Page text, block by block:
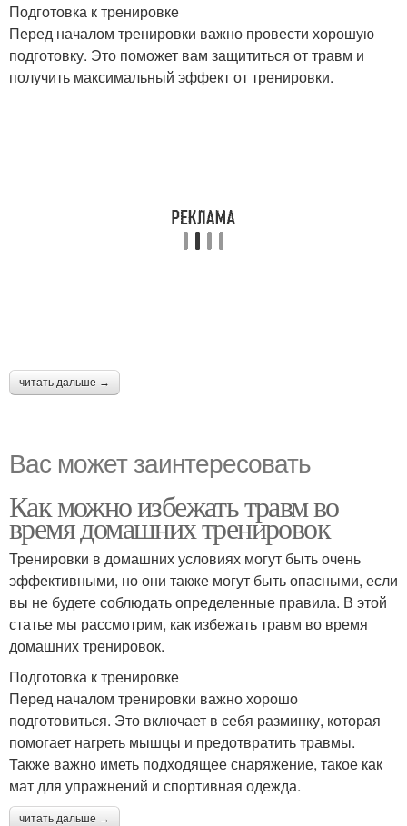
Подготовка к тренировке
Перед началом тренировки важно провести хорошую
подготовку. Это поможет вам защититься от травм и
получить максимальный эффект от тренировки.
читать дальше →
Вас может заинтересовать
Как можно избежать травм во
время домашних тренировок
Тренировки в домашних условиях могут быть очень
эффективными, но они также могут быть опасными, если
вы не будете соблюдать определенные правила. В этой
статье мы рассмотрим, как избежать травм во время
домашних тренировок.
Подготовка к тренировке
Перед началом тренировки важно хорошо
подготовиться. Это включает в себя разминку, которая
помогает нагреть мышцы и предотвратить травмы.
Также важно иметь подходящее снаряжение, такое как
мат для упражнений и спортивная одежда.
читать дальше →